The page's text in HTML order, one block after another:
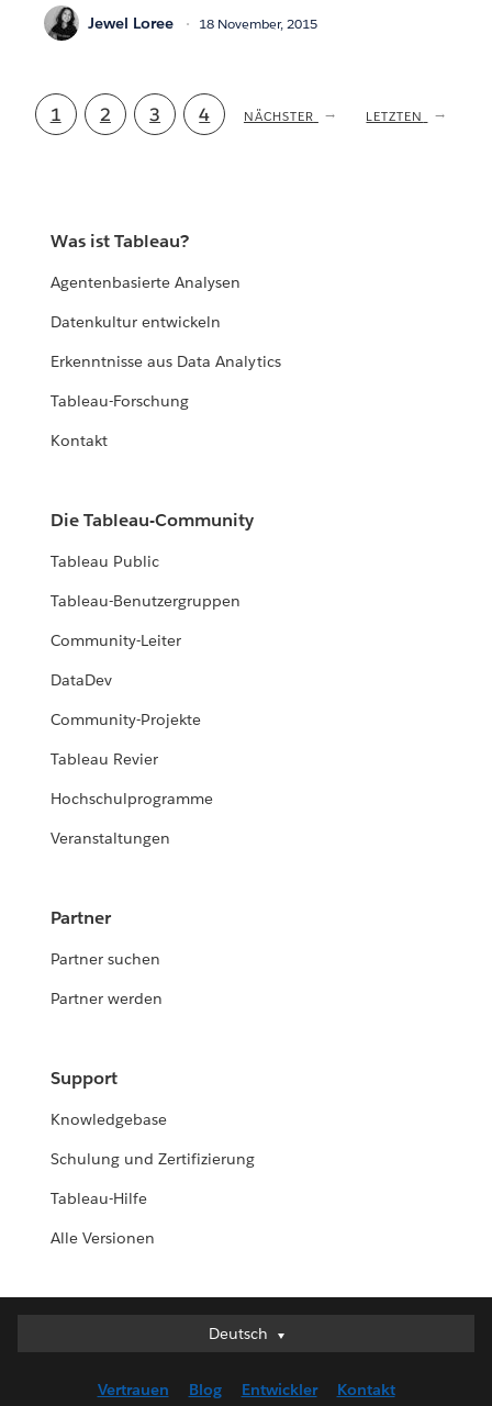
Jewel Loree 18 November, 2015
Aktuelle
1 Seite
2 Seite
3 Seite
4
NÄCHSTE
NÄCHSTER
LETZTE
LETZTEN
Was ist Tableau?
Agentenbasierte Analysen
Datenkultur entwickeln
Erkenntnisse aus Data Analytics
Tableau-Forschung
Kontakt
Die Tableau-Community
Tableau Public
Tableau-Benutzergruppen
Community-Leiter
DataDev
Community-Projekte
Tableau Revier
Hochschulprogramme
Veranstaltungen
Partner
Partner suchen
Partner werden
Support
Knowledgebase
Schulung und Zertifizierung
Tableau-Hilfe
Alle Versionen
Deutsch
Deutsch
English (US)
Vertrauen Blog Entwickler Kontakt